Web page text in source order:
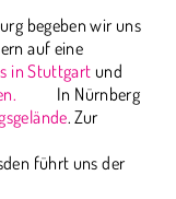
begeben wir uns
auf eine
in Stuttgart und
In Nürnberg
. Zur
führt uns der